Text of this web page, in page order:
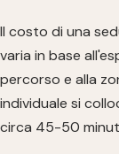
Il costo di una
varia in base
percorso e alla
individuale si
circa 45-50